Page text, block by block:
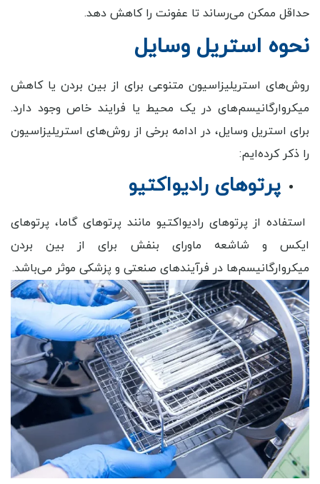
حداقل ممکن می‌رساند تا عفونت را کاهش دهد.
نحوه استریل وسایل
روش‌های استریلیزاسیون متنوعی برای از بین بردن یا کاهش
میکروارگانیسم‌های در یک محیط یا فرایند خاص وجود دارد.
برای استریل وسایل، در ادامه برخی از روش‌های استریلیزاسیون
را ذکر کرده‌ایم:
پرتوهای رادیواکتیو
استفاده از پرتوهای رادیواکتیو مانند پرتوهای گاما، پرتوهای
ایکس و شاشعه ماورای بنفش برای از بین بردن
میکروارگانیسم‌ها در فرآیندهای صنعتی و پزشکی موثر می‌باشد.